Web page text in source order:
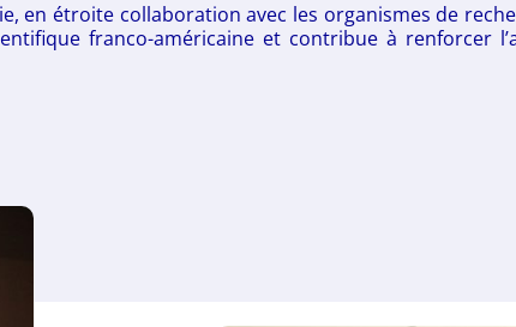
en étroite collaboration avec les organismes de
franco-américaine et contribue à renforcer